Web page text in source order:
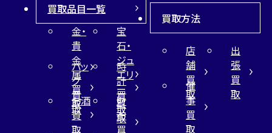
買取品目一覧
金・
貴
金
属
買
取
宝
石・
ジュ
エリ
ー
買
取
バッ
グ
買
取
時
計
買
取
お酒
買
取
財
布
買
買取方法
店
舗
買
取
出
張
買
取
催
事
買
取